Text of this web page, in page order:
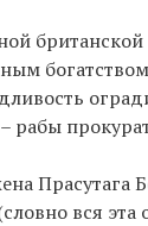
рабы
вся